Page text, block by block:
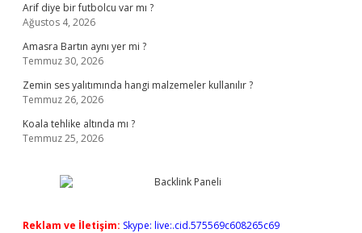
Arif diye bir futbolcu var mı ?
Ağustos 4, 2026
Amasra Bartın aynı yer mi ?
Temmuz 30, 2026
Zemin ses yalıtımında hangi malzemeler kullanılır ?
Temmuz 26, 2026
Koala tehlike altında mı ?
Temmuz 25, 2026
Reklam ve İletişim: Skype: live:.cid.575569c608265c69